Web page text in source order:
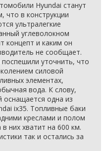
Hyundai станут
что в конструкции
ультралегкие
углеволокном
концепт и каким он
не сообщает.
уточнить, что
силовой
элементах,
вода. К слову,
оснащается одна из
ix35. Топливные баки
креслами и полом
них хватит на 600 км.
так и остались за